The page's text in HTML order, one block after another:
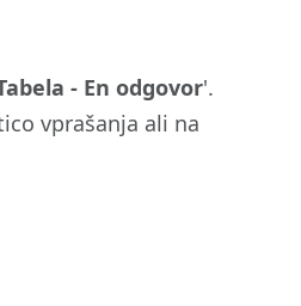
- En odgovor'.
vprašanja ali na